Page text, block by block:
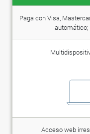
Paga con Visa,
automático;
Acceso web